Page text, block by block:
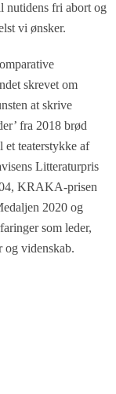
nutidens fri abort og
vi ønsker.
skrevet om
at skrive
fra 2018 brød
et teaterstykke af
Litteraturpris
KRAKA-prisen
2020 og
som leder,
og videnskab.